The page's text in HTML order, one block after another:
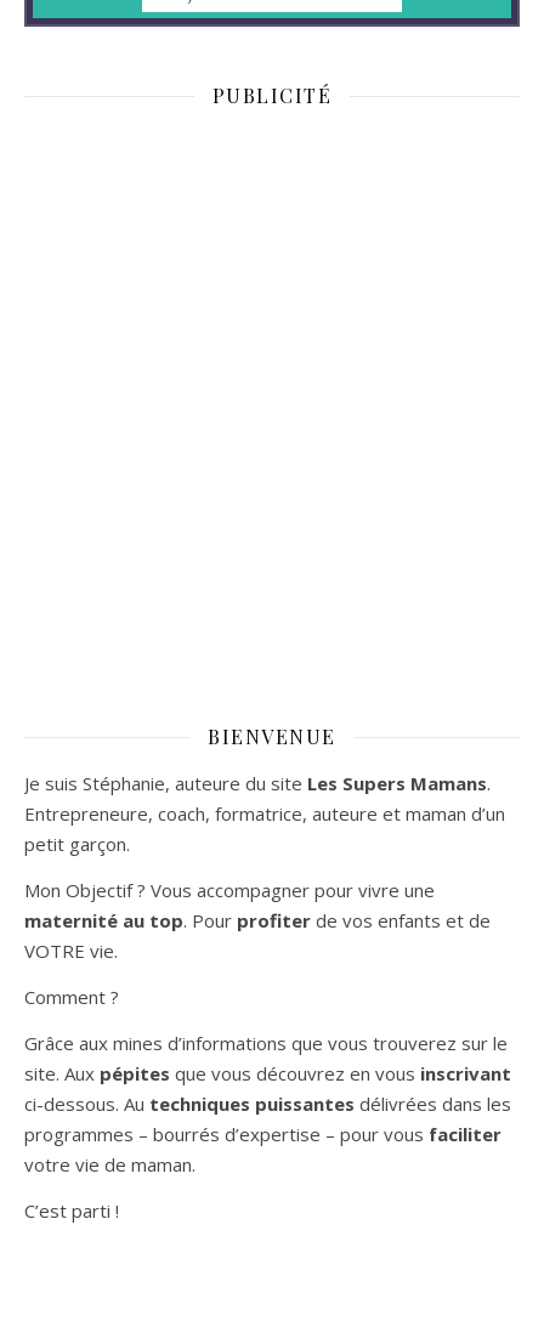
PUBLICITÉ
BIENVENUE
Je suis Stéphanie, auteure du site Les Supers Mamans.
Entrepreneure, coach, formatrice, auteure et maman d’un
petit garçon.
Mon Objectif ? Vous accompagner pour vivre une
maternité au top. Pour profiter de vos enfants et de
VOTRE vie.
Comment ?
Grâce aux mines d’informations que vous trouverez sur le
site. Aux pépites que vous découvrez en vous inscrivant
ci-dessous. Au techniques puissantes délivrées dans les
programmes – bourrés d’expertise – pour vous faciliter
votre vie de maman.
C’est parti !